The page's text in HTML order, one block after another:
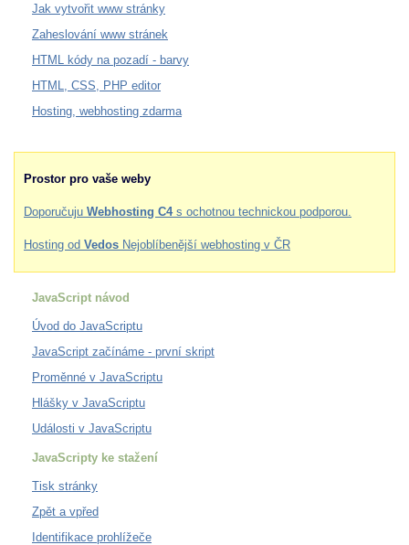
Jak vytvořit www stránky
Zaheslování www stránek
HTML kódy na pozadí - barvy
HTML, CSS, PHP editor
Hosting, webhosting zdarma
Prostor pro vaše weby
Doporučuju Webhosting C4s ochotnou technickou podporou.
Hosting od Vedos Nejoblíbenější webhosting v ČR
JavaScript návod
Úvod do JavaScriptu
JavaScript začínáme - první skript
Proměnné v JavaScriptu
Hlášky v JavaScriptu
Události v JavaScriptu
JavaScripty ke stažení
Tisk stránky
Zpět a vpřed
Identifikace prohlížeče